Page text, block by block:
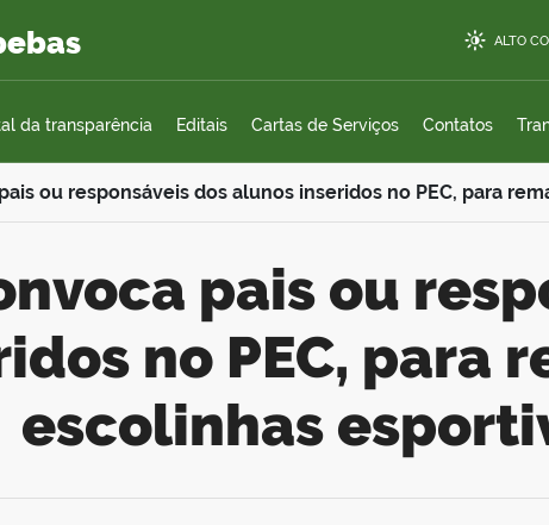
ALTO
da transparência Editais Cartas de Serviços Contatos
ou responsáveis dos alunos inseridos no PEC, para
no PEC, para
escolinhas